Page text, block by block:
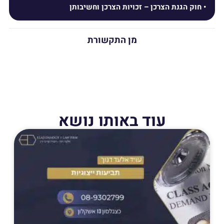
חוק הגנת הצרכן – זכויות הצרכן וחשיבותן
מן התקשורת
עוד באותו נושא